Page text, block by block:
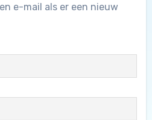
e-mail als er een nieuw